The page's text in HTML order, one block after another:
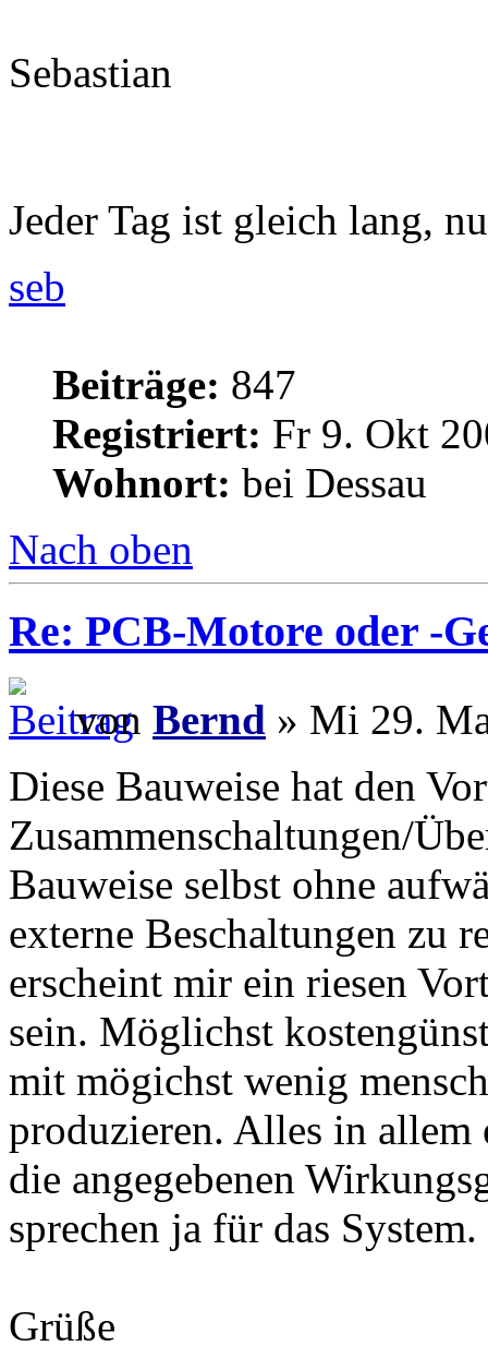
Sebastian
Jeder Tag ist gleich lang,
seb
Beiträge: 847
Registriert: Fr 9. Okt
Wohnort: bei Dessau
Nach oben
Re: PCB-Motore oder -
von Bernd » Mi 29.
Diese Bauweise hat den
Zusammenschaltungen/
Bauweise selbst ohne
externe Beschaltungen zu
erscheint mir ein riesen
sein. Möglichst
mit mögichst wenig
produzieren. Alles in allem
die angegebenen
sprechen ja für das System.
Grüße